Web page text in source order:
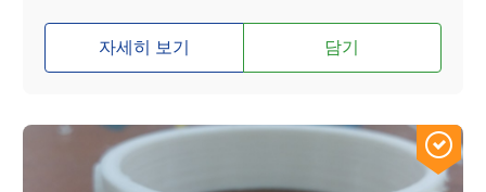
자세히 보기 담기